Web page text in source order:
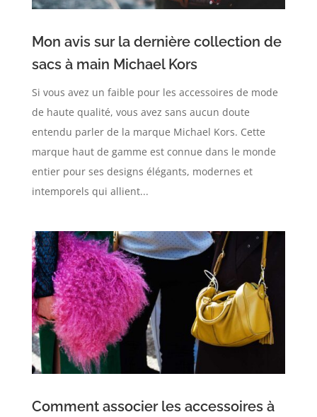
Mon avis sur la dernière collection de
sacs à main Michael Kors
Si vous avez un faible pour les accessoires de mode
de haute qualité, vous avez sans aucun doute
entendu parler de la marque Michael Kors. Cette
marque haut de gamme est connue dans le monde
entier pour ses designs élégants, modernes et
intemporels qui allient...
Comment associer les accessoires à